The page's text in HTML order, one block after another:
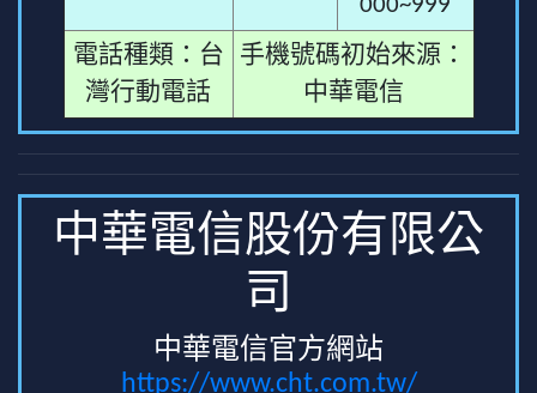
000~999
電話種類：台
灣行動電話
手機號碼初始來源：
中華電信
中華電信股份有限公
司
中華電信官方網站
https://www.cht.com.tw/